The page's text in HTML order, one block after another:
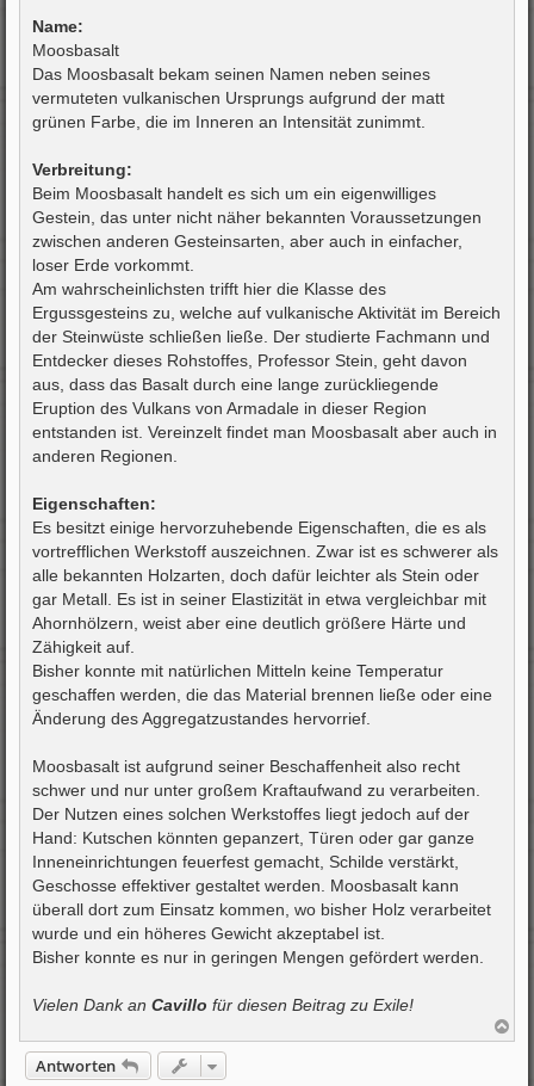
r
g
Name:
Moosbasalt
Das Moosbasalt bekam seinen Namen neben seines
vermuteten vulkanischen Ursprungs aufgrund der matt
grünen Farbe, die im Inneren an Intensität zunimmt.
Verbreitung:
Beim Moosbasalt handelt es sich um ein eigenwilliges
Gestein, das unter nicht näher bekannten Voraussetzungen
zwischen anderen Gesteinsarten, aber auch in einfacher,
loser Erde vorkommt.
Am wahrscheinlichsten trifft hier die Klasse des
Ergussgesteins zu, welche auf vulkanische Aktivität im Bereich
der Steinwüste schließen ließe. Der studierte Fachmann und
Entdecker dieses Rohstoffes, Professor Stein, geht davon
aus, dass das Basalt durch eine lange zurückliegende
Eruption des Vulkans von Armadale in dieser Region
entstanden ist. Vereinzelt findet man Moosbasalt aber auch in
anderen Regionen.
Eigenschaften:
Es besitzt einige hervorzuhebende Eigenschaften, die es als
vortrefflichen Werkstoff auszeichnen. Zwar ist es schwerer als
alle bekannten Holzarten, doch dafür leichter als Stein oder
gar Metall. Es ist in seiner Elastizität in etwa vergleichbar mit
Ahornhölzern, weist aber eine deutlich größere Härte und
Zähigkeit auf.
Bisher konnte mit natürlichen Mitteln keine Temperatur
geschaffen werden, die das Material brennen ließe oder eine
Änderung des Aggregatzustandes hervorrief.
Moosbasalt ist aufgrund seiner Beschaffenheit also recht
schwer und nur unter großem Kraftaufwand zu verarbeiten.
Der Nutzen eines solchen Werkstoffes liegt jedoch auf der
Hand: Kutschen könnten gepanzert, Türen oder gar ganze
Inneneinrichtungen feuerfest gemacht, Schilde verstärkt,
Geschosse effektiver gestaltet werden. Moosbasalt kann
überall dort zum Einsatz kommen, wo bisher Holz verarbeitet
wurde und ein höheres Gewicht akzeptabel ist.
Bisher konnte es nur in geringen Mengen gefördert werden.
Vielen Dank an Cavillo für diesen Beitrag zu Exile!
a
Antworten